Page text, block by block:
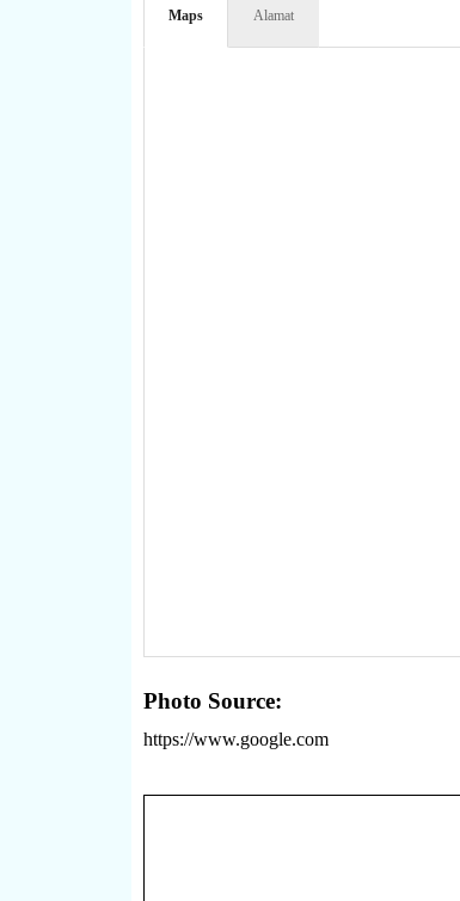
Maps Alamat
Photo Source:
https://www.google.com